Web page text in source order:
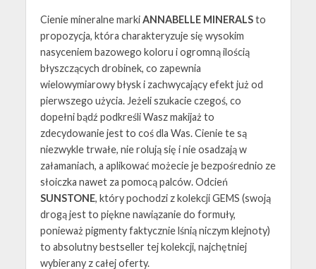
Cienie mineralne markiANNABELLE MINERALSto
propozycja, która charakteryzuje się wysokim
nasyceniem bazowego koloru i ogromną ilością
błyszczących drobinek, co zapewnia
wielowymiarowy błysk i zachwycający efekt już od
pierwszego użycia. Jeżeli szukacie czegoś, co
dopełni bądź podkreśli Wasz makijaż to
zdecydowanie jest to coś dla Was. Cienie te są
niezwykle trwałe, nie rolują się i nie osadzają w
załamaniach, a aplikować możecie je bezpośrednio ze
słoiczka nawet za pomocą palców. Odcień
SUNSTONE, który pochodzi z kolekcji GEMS (swoją
drogą jest to piękne nawiązanie do formuły,
ponieważ pigmenty faktycznie lśnią niczym klejnoty)
to absolutny bestseller tej kolekcji, najchętniej
wybierany z całej oferty.